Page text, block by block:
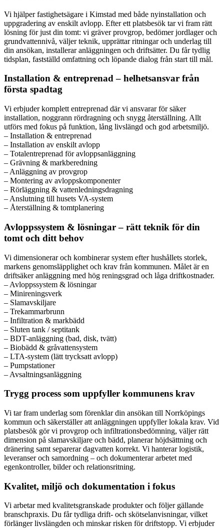
Vi hjälper fastighetsägare i Kimstad med både nyinstallation och
uppgradering av enskilt avlopp. Efter ett platsbesök tar vi fram rätt
lösning för just din tomt: vi gräver provgrop, bedömer jordlager och
grundvattennivå, väljer teknik, upprättar ritningar och underlag till
din ansökan, installerar anläggningen och driftsätter. Du får tydlig
tidsplan, fastställd omfattning och löpande dialog från start till mål.
Installation & entreprenad – helhetsansvar från
första spadtag
Vi erbjuder komplett entreprenad där vi ansvarar för säker
installation, noggrann rördragning och snygg återställning. Allt
utförs med fokus på funktion, lång livslängd och god arbetsmiljö.
– Installation & entreprenad
– Installation av enskilt avlopp
– Totalentreprenad för avloppsanläggning
– Grävning & markberedning
– Anläggning av provgrop
– Montering av avloppskomponenter
– Rörläggning & vattenledningsdragning
– Anslutning till husets VA-system
– Återställning & tomtplanering
Avloppssystem & lösningar – rätt teknik för din
tomt och ditt behov
Vi dimensionerar och kombinerar system efter hushållets storlek,
markens genomsläpplighet och krav från kommunen. Målet är en
driftsäker anläggning med hög reningsgrad och låga driftkostnader.
– Avloppssystem & lösningar
– Minireningsverk
– Slamavskiljare
– Trekammarbrunn
– Infiltration & markbädd
– Sluten tank / septitank
– BDT-anläggning (bad, disk, tvätt)
– Biobädd & gråvattensystem
– LTA-system (lätt trycksatt avlopp)
– Pumpstationer
– Avsaltningsanläggning
Trygg process som uppfyller kommunens krav
Vi tar fram underlag som förenklar din ansökan till Norrköpings
kommun och säkerställer att anläggningen uppfyller lokala krav. Vid
platsbesök gör vi provgrop och infiltrationsbedömning, väljer rätt
dimension på slamavskiljare och bädd, planerar höjdsättning och
dränering samt separerar dagvatten korrekt. Vi hanterar logistik,
leveranser och samordning – och dokumenterar arbetet med
egenkontroller, bilder och relationsritning.
Kvalitet, miljö och dokumentation i fokus
Vi arbetar med kvalitetsgranskade produkter och följer gällande
branschpraxis. Du får tydliga drift- och skötselanvisningar, vilket
förlänger livslängden och minskar risken för driftstopp. Vi erbjuder